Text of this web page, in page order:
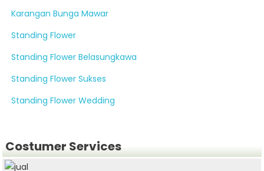
Karangan Bunga Mawar
Standing Flower
Standing Flower Belasungkawa
Standing Flower Sukses
Standing Flower Wedding
Costumer Services